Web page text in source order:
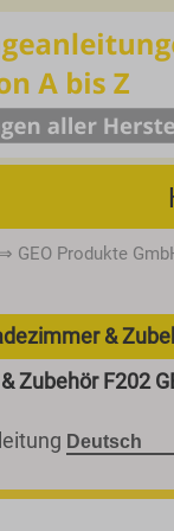
⇒ GEO Produkte
&
Zubehör F202